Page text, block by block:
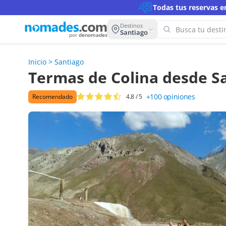
Todas tus reservas
por denomades
Destinos
Santiago
para
Intenta con
Inicio > Santiago
Termas de Colina desde
Recomendado 4.8/ 5 +100 opiniones